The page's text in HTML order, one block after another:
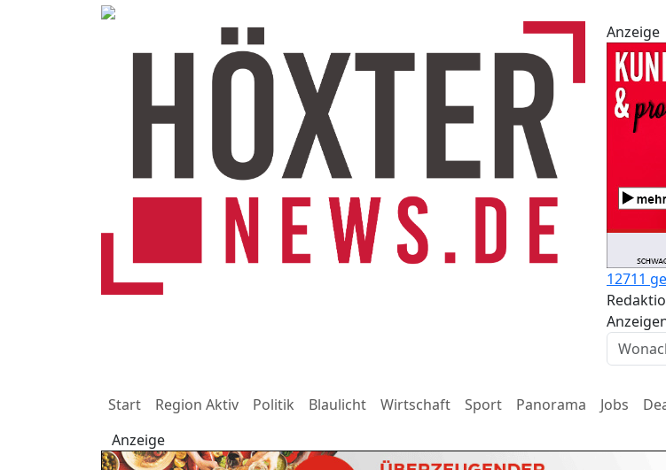
Anzeige
12711
Start Region Aktiv Politik Blaulicht Wirtschaft Sport Panorama Jobs
Anzeige